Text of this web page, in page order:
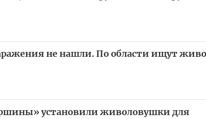
не нашли. По области ищут
установили живоловушки для